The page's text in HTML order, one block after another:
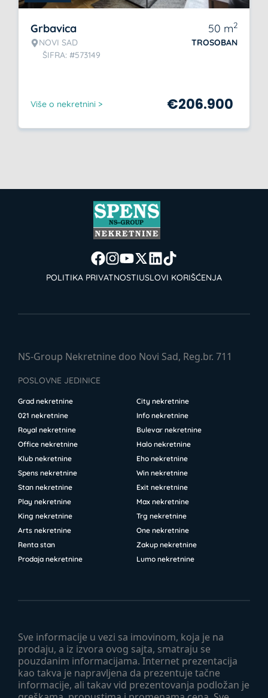
Grbavica
NOVI SAD
ŠIFRA: #573149
50 m2
TROSOBAN
Više o nekretnini > €206.900
POLITIKA PRIVATNOSTIUSLOVI KORIŠĆENJA
Sve informacije u vezi sa imovinom, koja je na
prodaju, a iz izvora ovog sajta, smatraju se
pouzdanim informacijama. Internet prezentacija
kao takva je napravljena da prezentuje tačne
informacije, ali takav vid prezentovanja podložan je
NS-Group Nekretnine doo Novi Sad, Reg.br. 711
POSLOVNE JEDINICE
Grad nekretnine
City nekretnine
021 nekretnine
Info nekretnine
Royal nekretnine
Bulevar nekretnine
Office nekretnine
Halo nekretnine
Klub nekretnine
Eho nekretnine
Spens nekretnine
Win nekretnine
Stan nekretnine
Exit nekretnine
Play nekretnine
Max nekretnine
King nekretnine
Trg nekretnine
Arts nekretnine
One nekretnine
Renta stan
Zakup nekretnine
Prodaja nekretnine
Lumo nekretnine